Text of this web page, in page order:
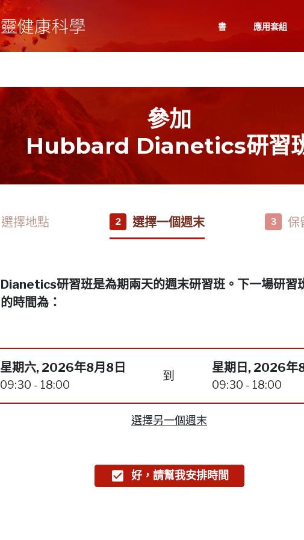
書 應用套組
參加
Hubbard Dianetics研習
選擇地點 2 選擇一個週末 3 保
Dianetics研習班是為期兩天的週末研習班。下一場研習
的時間為：
星期六, 2026年8月8日
09:30 - 18:00
到
星期日, 2026年
09:30 - 18:00
選擇另一個週末
好，請幫我安排時間